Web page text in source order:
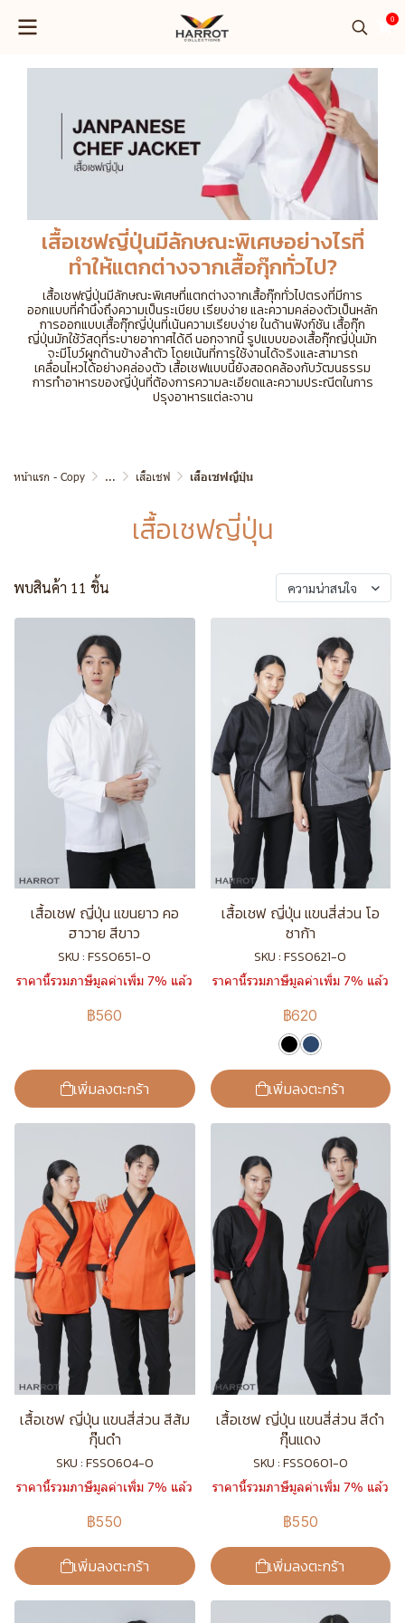
0
เสื้อเชฟญี่ปุ่นมีลักษณะพิเศษอย่างไรที่
ทำให้แตกต่างจากเสื้อกุ๊กทั่วไป?
เสื้อเชฟญี่ปุ่นมีลักษณะพิเศษที่แตกต่างจากเสื้อกุ๊กทั่วไปตรงที่มีการ
ออกแบบที่คำนึงถึงความเป็นระเบียบ เรียบง่าย และความคล่องตัวเป็นหลัก
การออกแบบเสื้อกุ๊กญี่ปุ่นที่เน้นความเรียบง่าย ในด้านฟังก์ชัน เสื้อกุ๊ก
ญี่ปุ่นมักใช้วัสดุที่ระบายอากาศได้ดี นอกจากนี้ รูปแบบของเสื้อกุ๊กญี่ปุ่นมัก
จะมีโบว์ผูกด้านข้างลำตัว โดยเน้นที่การใช้งานได้จริงและสามารถ
เคลื่อนไหวได้อย่างคล่องตัว เสื้อเชฟแบบนี้ยังสอดคล้องกับวัฒนธรรม
การทำอาหารของญี่ปุ่นที่ต้องการความละเอียดและความประณีตในการ
ปรุงอาหารแต่ละจาน
หน้าแรก - Copy ... เสื้อเชฟ เสื้อเชฟญี่ปุ่น
เสื้อเชฟญี่ปุ่น
พบสินค้า 11 ชิ้น ความน่าสนใจ
เสื้อเชฟ ญี่ปุ่น แขนยาว คอ
ฮาวาย สีขาว
SKU : FSS0651-0
ราคานี้รวมภาษีมูลค่าเพิ่ม 7% แล้ว
฿560
เพิ่มลงตะกร้า
เสื้อเชฟ ญี่ปุ่น แขนสี่ส่วน โอ
ซาก้า
SKU : FSS0621-0
ราคานี้รวมภาษีมูลค่าเพิ่ม 7% แล้ว
฿620
เพิ่มลงตะกร้า
เสื้อเชฟ ญี่ปุ่น แขนสี่ส่วน สีส้ม
กุ๊นดำ
SKU : FSS0604-0
ราคานี้รวมภาษีมูลค่าเพิ่ม 7% แล้ว
฿550
เพิ่มลงตะกร้า
เสื้อเชฟ ญี่ปุ่น แขนสี่ส่วน สีดำ
กุ๊นแดง
SKU : FSS0601-0
ราคานี้รวมภาษีมูลค่าเพิ่ม 7% แล้ว
฿550
เพิ่มลงตะกร้า